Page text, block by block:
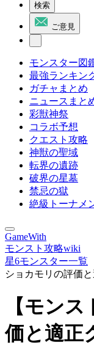
検索
ご意見
モンスター図
最強ランキン
ガチャまとめ
ニュースまと
彩獣神祭
コラボ予想
クエスト攻略
神獣の聖域
転界の遺跡
破界の星墓
禁忌の獄
絶級トーナメ
GameWith
モンスト攻略wiki
星6モンスター一覧
ショカモリの評価
【モン
価と適正